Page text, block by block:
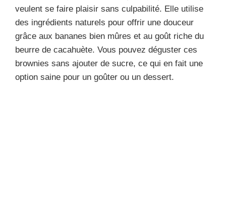
veulent se faire plaisir sans culpabilité. Elle utilise
des ingrédients naturels pour offrir une douceur
grâce aux bananes bien mûres et au goût riche du
beurre de cacahuète. Vous pouvez déguster ces
brownies sans ajouter de sucre, ce qui en fait une
option saine pour un goûter ou un dessert.